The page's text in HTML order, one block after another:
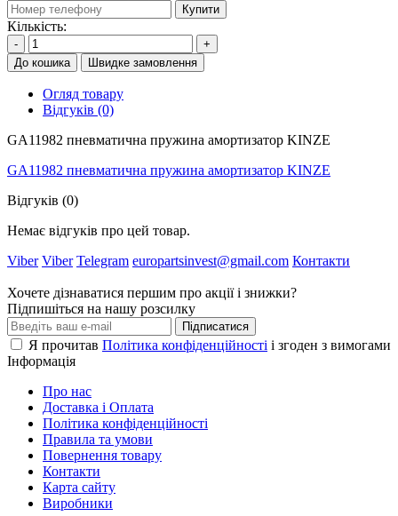
Купити
Кількість:
-
+
До кошика
Швидке замовлення
Огляд товару
Відгуків (0)
GA11982 пневматична пружина амортизатор KINZE
GA11982 пневматична пружина амортизатор KINZE
Відгуків (0)
Немає відгуків про цей товар.
Viber Viber Telegram europartsinvest@gmail.com Контакти
Хочете дізнаватися першим про акції і знижки?
Підпишіться на нашу розсилку
Підписатися
Я прочитав Політика конфіденційності і згоден з вимогами
Інформація
Про нас
Доставка і Оплата
Політика конфіденційності
Правила та умови
Повернення товару
Контакти
Карта сайту
Виробники